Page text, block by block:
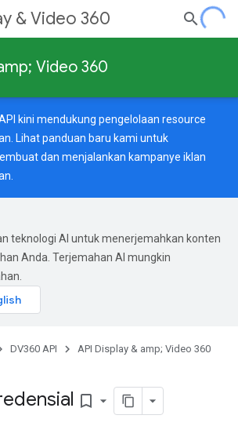
& Video 360
Video 360
kini mendukung pengelolaan resource
Lihatpanduan baru kami untuk
dan menjalankan kampanye iklan
teknologi AI untuk menerjemahkan konten
Anda. Terjemahan AI mungkin
DV360 API
API Display & amp; Video 360
bookmark_border